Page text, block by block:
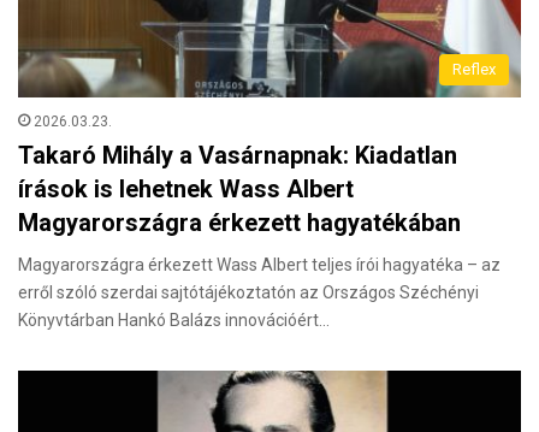
Reflex
2026.03.23.
Takaró Mihály a Vasárnapnak: Kiadatlan
írások is lehetnek Wass Albert
Magyarországra érkezett hagyatékában
Magyarországra érkezett Wass Albert teljes írói hagyatéka – az
erről szóló szerdai sajtótájékoztatón az Országos Széchényi
Könyvtárban Hankó Balázs innovációért…